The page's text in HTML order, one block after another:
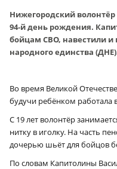
Нижегородский
94‑й день рождения.
бойцам СВО, навестили и
народного единства
Во время Великой
будучи ребёнком работала
С 19 лет волонтёр
нитку в иголку. На часть
дочерью шьёт для бойцов
По словам Капитолины